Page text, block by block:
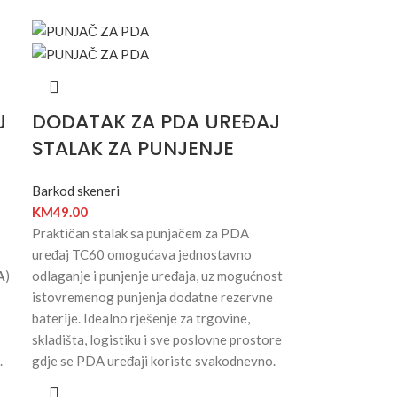
)
DODATAK ZA PDA UREĐAJ
STALAK ZA PUNJENJE
Barkod skeneri
KM49.00
Praktičan stalak sa punjačem za PDA
uređaj TC60 omogućava jednostavno
odlaganje i punjenje uređaja, uz mogućnost
istovremenog punjenja dodatne rezervne
baterije. Idealno rješenje za trgovine,
skladišta, logistiku i sve poslovne prostore
gdje se PDA uređaji koriste svakodnevno.